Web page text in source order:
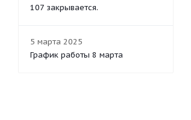
107 закрывается.
5 марта 2025
График работы 8 марта